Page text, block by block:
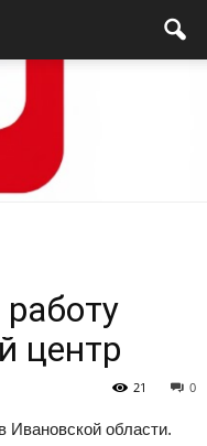
центр
0
21
Ивановской области.